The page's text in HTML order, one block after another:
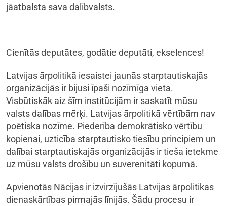
jāatbalsta sava dalībvalsts.
Cienītās deputātes, godātie deputāti, ekselences!
Latvijas ārpolitikā iesaistei jaunās starptautiskajās
organizācijās ir bijusi īpaši nozīmīga vieta.
Visbūtiskāk aiz šīm institūcijām ir saskatīt mūsu
valsts dalības mērķi. Latvijas ārpolitikā vērtībām nav
poētiska nozīme. Piederība demokrātisko vērtību
kopienai, uzticība starptautisko tiesību principiem un
dalībai starptautiskajās organizācijās ir tieša ietekme
uz mūsu valsts drošību un suverenitāti kopumā.
Apvienotās Nācijas ir izvirzījušās Latvijas ārpolitikas
dienaskārtības pirmajās līnijās. Šādu procesu ir